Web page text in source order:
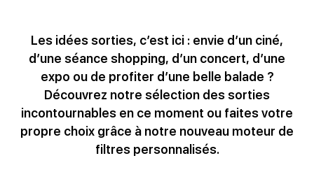
Les idées sorties, c’est ici : envie d’un ciné,
d’une séance shopping, d’un concert, d’une
expo ou de profiter d’une belle balade ?
Découvrez notre sélection des sorties
incontournables en ce moment ou faites votre
propre choix grâce à notre nouveau moteur de
filtres personnalisés.